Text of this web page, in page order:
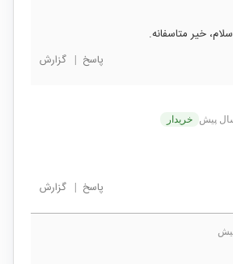
سلام، خیر متاسفانه.
پاسخ | گزارش
خریدار
پاسخ | گزارش